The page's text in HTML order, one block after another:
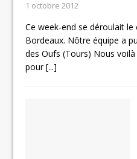
1 octobre 2012
Ce week-end se déroulait
Bordeaux. Nôtre équipe a
des Oufs (Tours) Nous
pour[...]